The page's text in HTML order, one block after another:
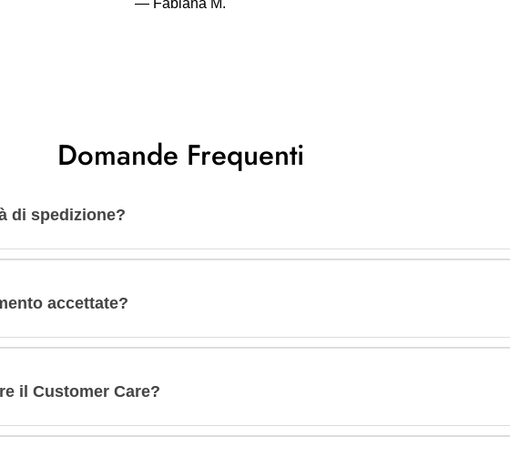
— Fabiana M.
Domande Frequenti
di spedizione?
accettate?
il Customer Care?